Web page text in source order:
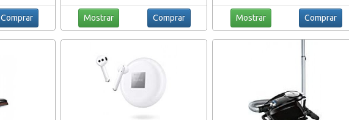
Comprar Mostrar Comprar Mostrar Comprar